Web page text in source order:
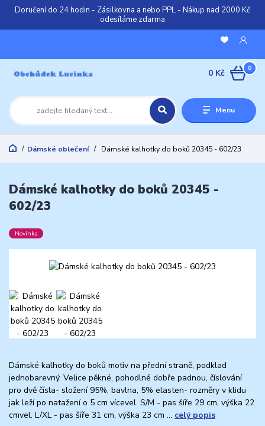
Doručení do 24 hodin - Zásilkovna a nebo PPL - Nákup nad 2000 Kč
odesíláme zdarma
Menu
0
0 Kč
Dámské oblečení Dámské kalhotky do boků 20345 - 602/23
Dámské kalhotky do boků 20345 -
602/23
Novinka
Dámské kalhotky do boků motiv na přední straně, podklad
jednobarevný. Velice pěkné, pohodlné dobře padnou, číslování
pro dvě čísla- složení 95%, bavlna, 5% elasten- rozměry v klidu
jak leží po natažení o 5 cm vícevel. S/M - pas šíře 29 cm, výška 22
cmvel. L/XL - pas šíře 31 cm, výška 23 cm ... celý popis